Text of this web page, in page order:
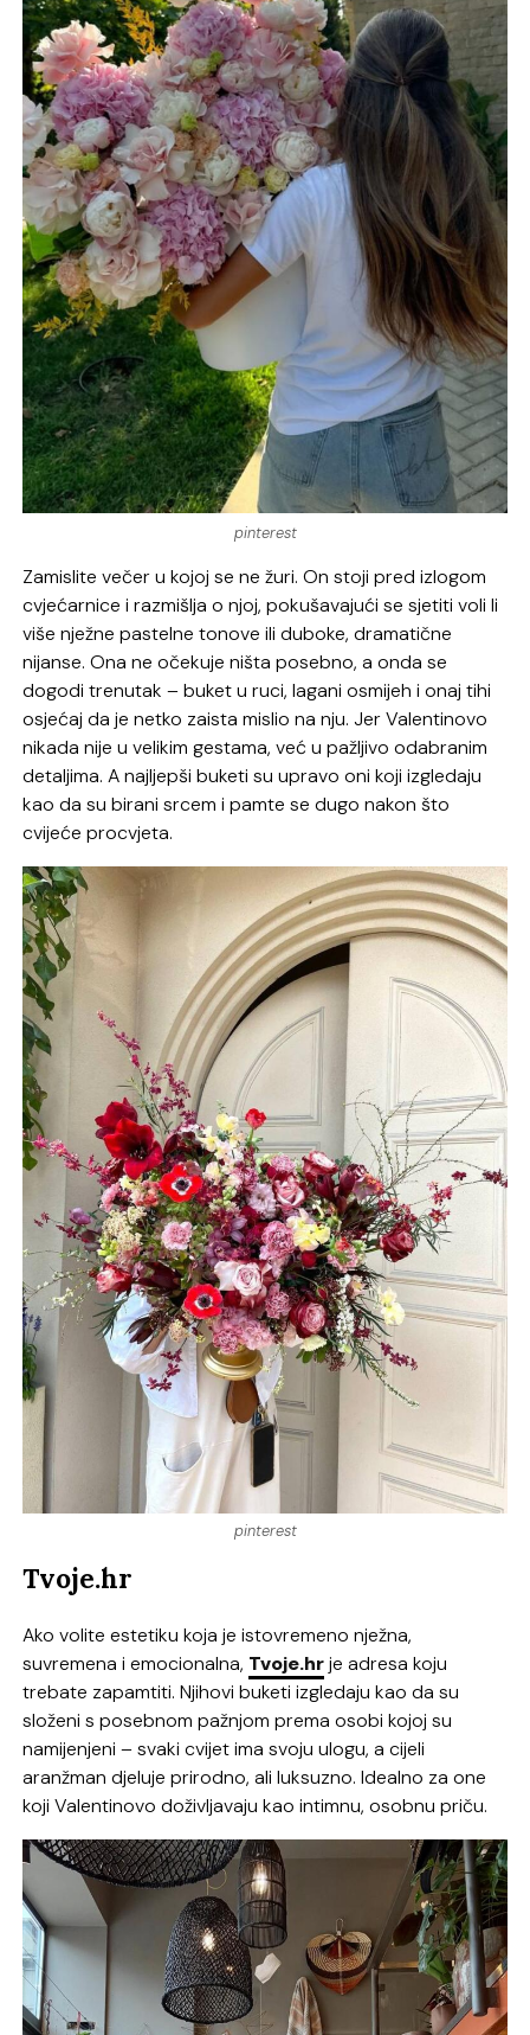
pinterest
Zamislite večer u kojoj se ne žuri. On stoji pred izlogom
cvjećarnice i razmišlja o njoj, pokušavajući se sjetiti voli li
više nježne pastelne tonove ili duboke, dramatične
nijanse. Ona ne očekuje ništa posebno, a onda se
dogodi trenutak – buket u ruci, lagani osmijeh i onaj tihi
osjećaj da je netko zaista mislio na nju. Jer Valentinovo
nikada nije u velikim gestama, već u pažljivo odabranim
detaljima. A najljepši buketi su upravo oni koji izgledaju
kao da su birani srcem i pamte se dugo nakon što
cvijeće procvjeta.
pinterest
Tvoje.hr
Ako volite estetiku koja je istovremeno nježna,
suvremena i emocionalna, Tvoje.hrje adresa koju
trebate zapamtiti. Njihovi buketi izgledaju kao da su
složeni s posebnom pažnjom prema osobi kojoj su
namijenjeni – svaki cvijet ima svoju ulogu, a cijeli
aranžman djeluje prirodno, ali luksuzno. Idealno za one
koji Valentinovo doživljavaju kao intimnu, osobnu priču.